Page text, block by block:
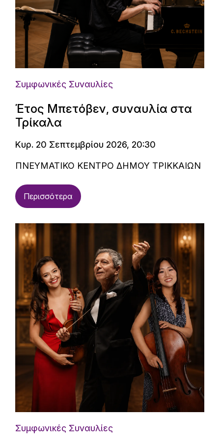
Συμφωνικές Συναυλίες
Έτος Μπετόβεν, συναυλία στα
Τρίκαλα
Κυρ. 20 Σεπτεμβρίου 2026, 20:30
ΠΝΕΥΜΑΤΙΚΟ ΚΕΝΤΡΟ ΔΗΜΟΥ ΤΡΙΚΚΑΙΩΝ
Περισσότερα
Συμφωνικές Συναυλίες